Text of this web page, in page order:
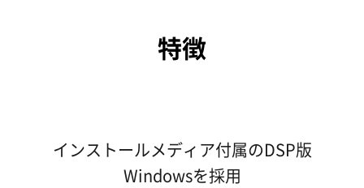
特徴
インストールメディア付属のDSP版
Windowsを採用